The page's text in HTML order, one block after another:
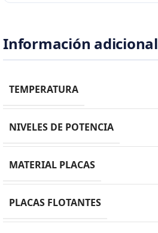
Información adicional
TEMPERATURA
NIVELES DE POTENCIA
MATERIAL PLACAS
PLACAS FLOTANTES